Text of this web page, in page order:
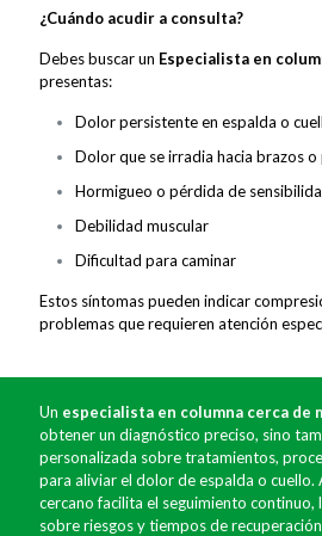
¿Cuándo acudir a consulta?
Debes buscar un Especialista en
presentas:
Dolor persistente en espalda o
Dolor que se irradia hacia brazos o
Hormigueo o pérdida de
Debilidad muscular
Dificultad para caminar
Estos síntomas pueden indicar
problemas que requieren atención
Un especialista en columna cerca de
obtener un diagnóstico preciso, sino
personalizada sobre tratamientos,
para aliviar el dolor de espalda o cuello.
cercano facilita el seguimiento continuo,
sobre riesgos y tiempos de